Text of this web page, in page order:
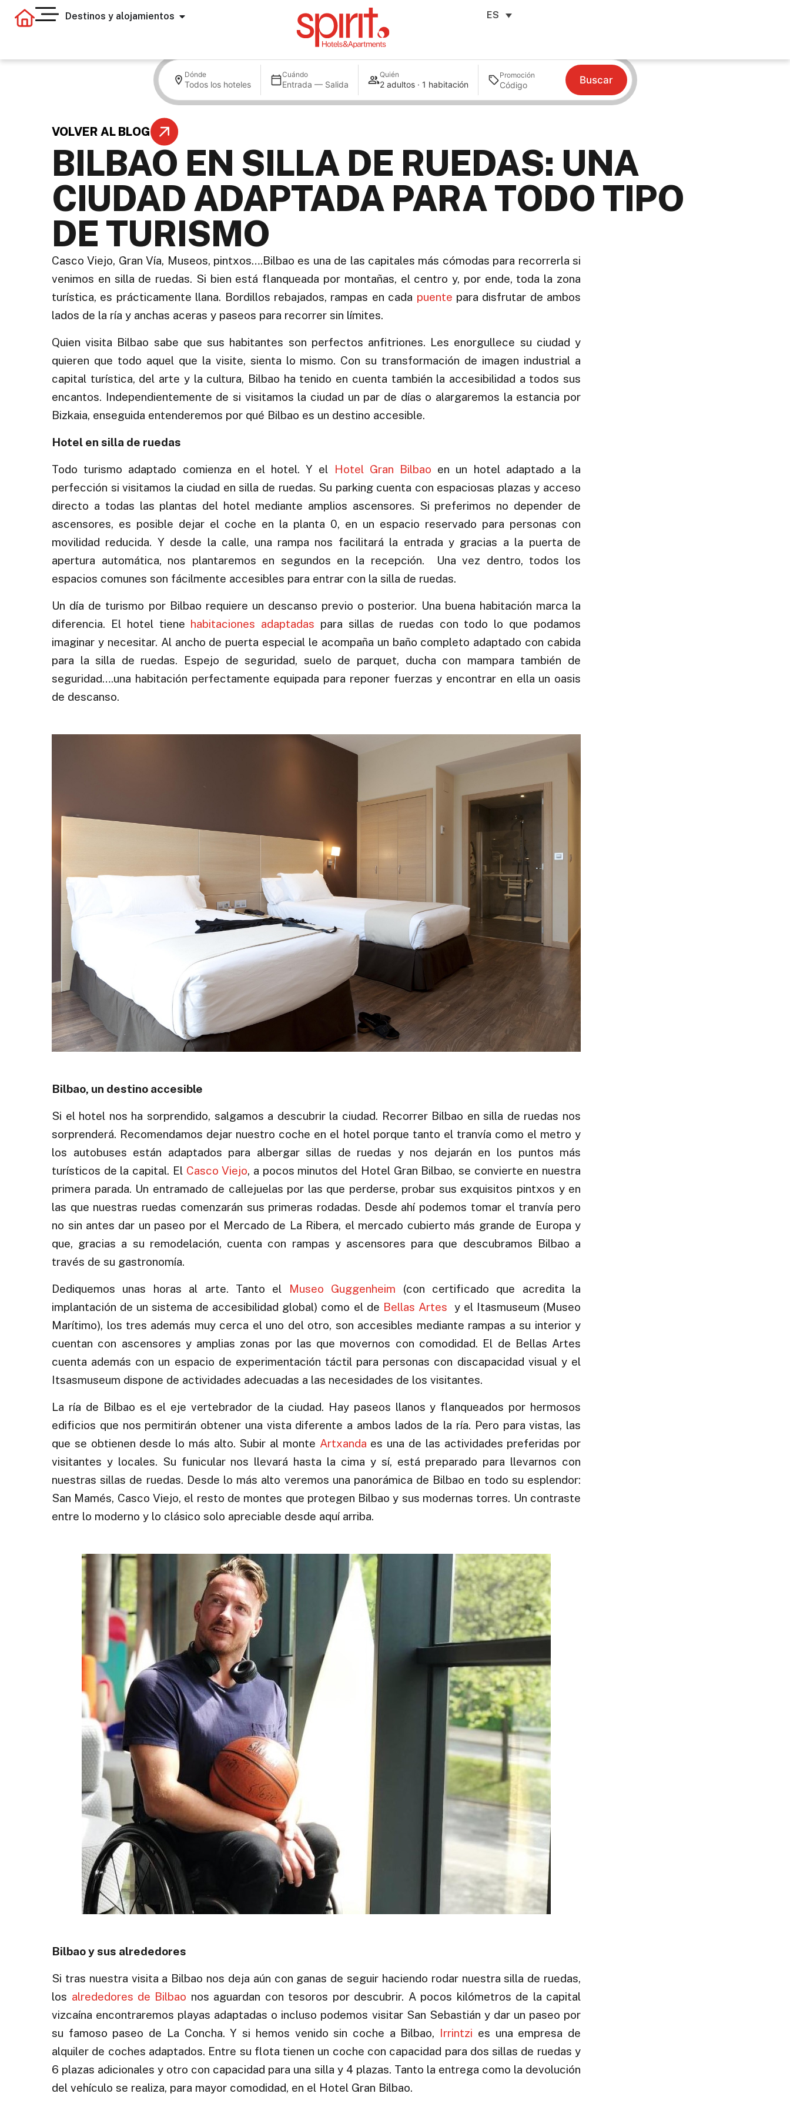
Destinos y alojamientos ES
Dónde
Todos los hoteles
Cuándo
Entrada — Salida
Quién
2 adultos · 1 habitación
Promoción Buscar
VOLVER AL BLOG
BILBAO EN SILLA DE RUEDAS: UNA
CIUDAD ADAPTADA PARA TODO TIPO
DE TURISMO
Casco Viejo, Gran Vía, Museos, pintxos….Bilbao es una de las capitales más cómodas para recorrerla si
venimos en silla de ruedas. Si bien está flanqueada por montañas, el centro y, por ende, toda la zona
turística, es prácticamente llana. Bordillos rebajados, rampas en cada puente para disfrutar de ambos
lados de la ría y anchas aceras y paseos para recorrer sin límites.
Quien visita Bilbao sabe que sus habitantes son perfectos anfitriones. Les enorgullece su ciudad y
quieren que todo aquel que la visite, sienta lo mismo. Con su transformación de imagen industrial a
capital turística, del arte y la cultura, Bilbao ha tenido en cuenta también la accesibilidad a todos sus
encantos. Independientemente de si visitamos la ciudad un par de días o alargaremos la estancia por
Bizkaia, enseguida entenderemos por qué Bilbao es un destino accesible.
Hotel en silla de ruedas
Todo turismo adaptado comienza en el hotel. Y el Hotel Gran Bilbao en un hotel adaptado a la
perfección si visitamos la ciudad en silla de ruedas. Su parking cuenta con espaciosas plazas y acceso
directo a todas las plantas del hotel mediante amplios ascensores. Si preferimos no depender de
ascensores, es posible dejar el coche en la planta 0, en un espacio reservado para personas con
movilidad reducida. Y desde la calle, una rampa nos facilitará la entrada y gracias a la puerta de
apertura automática, nos plantaremos en segundos en la recepción. Una vez dentro, todos los
espacios comunes son fácilmente accesibles para entrar con la silla de ruedas.
Un día de turismo por Bilbao requiere un descanso previo o posterior. Una buena habitación marca la
diferencia. El hotel tiene habitaciones adaptadas para sillas de ruedas con todo lo que podamos
imaginar y necesitar. Al ancho de puerta especial le acompaña un baño completo adaptado con cabida
para la silla de ruedas. Espejo de seguridad, suelo de parquet, ducha con mampara también de
seguridad….una habitación perfectamente equipada para reponer fuerzas y encontrar en ella un oasis
de descanso.
Bilbao, un destino accesible
Si el hotel nos ha sorprendido, salgamos a descubrir la ciudad. Recorrer Bilbao en silla de ruedas nos
sorprenderá. Recomendamos dejar nuestro coche en el hotel porque tanto el tranvía como el metro y
los autobuses están adaptados para albergar sillas de ruedas y nos dejarán en los puntos más
turísticos de la capital. El Casco Viejo, a pocos minutos del Hotel Gran Bilbao, se convierte en nuestra
primera parada. Un entramado de callejuelas por las que perderse, probar sus exquisitos pintxos y en
las que nuestras ruedas comenzarán sus primeras rodadas. Desde ahí podemos tomar el tranvía pero
no sin antes dar un paseo por el Mercado de La Ribera, el mercado cubierto más grande de Europa y
que, gracias a su remodelación, cuenta con rampas y ascensores para que descubramos Bilbao a
través de su gastronomía.
Dediquemos unas horas al arte. Tanto el Museo Guggenheim (con certificado que acredita la
implantación de un sistema de accesibilidad global) como el de Bellas Artes y el Itasmuseum (Museo
Marítimo), los tres además muy cerca el uno del otro, son accesibles mediante rampas a su interior y
cuentan con ascensores y amplias zonas por las que movernos con comodidad. El de Bellas Artes
cuenta además con un espacio de experimentación táctil para personas con discapacidad visual y el
Itsasmuseum dispone de actividades adecuadas a las necesidades de los visitantes.
La ría de Bilbao es el eje vertebrador de la ciudad. Hay paseos llanos y flanqueados por hermosos
edificios que nos permitirán obtener una vista diferente a ambos lados de la ría. Pero para vistas, las
que se obtienen desde lo más alto. Subir al monte Artxanda es una de las actividades preferidas por
visitantes y locales. Su funicular nos llevará hasta la cima y sí, está preparado para llevarnos con
nuestras sillas de ruedas. Desde lo más alto veremos una panorámica de Bilbao en todo su esplendor:
San Mamés, Casco Viejo, el resto de montes que protegen Bilbao y sus modernas torres. Un contraste
entre lo moderno y lo clásico solo apreciable desde aquí arriba.
Bilbao y sus alrededores
Si tras nuestra visita a Bilbao nos deja aún con ganas de seguir haciendo rodar nuestra silla de ruedas,
los alrededores de Bilbao nos aguardan con tesoros por descubrir. A pocos kilómetros de la capital
vizcaína encontraremos playas adaptadas o incluso podemos visitar San Sebastián y dar un paseo por
su famoso paseo de La Concha. Y si hemos venido sin coche a Bilbao, Irrintzi es una empresa de
alquiler de coches adaptados. Entre su flota tienen un coche con capacidad para dos sillas de ruedas y
6 plazas adicionales y otro con capacidad para una silla y 4 plazas. Tanto la entrega como la devolución
del vehículo se realiza, para mayor comodidad, en el Hotel Gran Bilbao.